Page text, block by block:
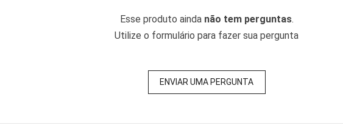
Esse produto ainda não tem perguntas.
Utilize o formulário para fazer sua pergunta
ENVIAR UMA PERGUNTA